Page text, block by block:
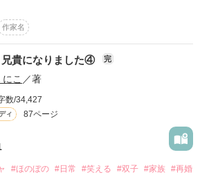
っていた
る彼の裏は……
ィに恋したギルは
込む
したくないリリィは
生きていこう！
元気です。】
残して逃亡
画しといたドラマ消したの！！」
！」
遠家の日常。
」
作家名
兄貴になりました④ 完
こ ／著
数/34,427
ィ 87ページ
#ほのぼの #日常 #笑える #双子 #家族 #再婚